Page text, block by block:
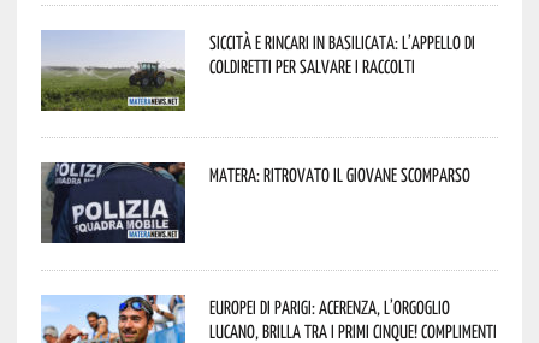
Siccità e rincari in Basilicata: l’appello di
Coldiretti per salvare i raccolti
Matera: ritrovato il giovane scomparso
Europei di Parigi: Acerenza, l’orgoglio
lucano, brilla tra i primi cinque! Complimenti